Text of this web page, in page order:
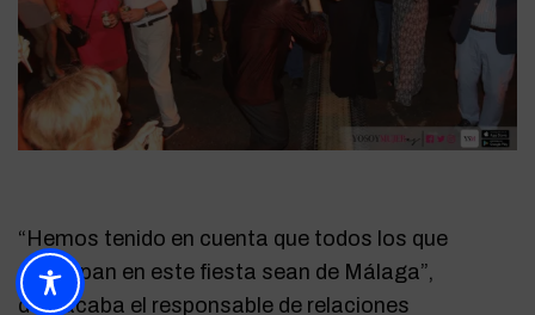
“Hemos tenido en cuenta que todos los que
participan en este fiesta sean de Málaga”,
destacaba el responsable de relaciones